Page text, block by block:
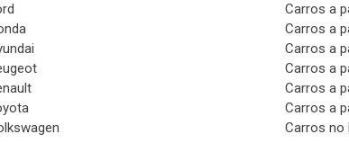
Carros a
Carros a
Carros a
Carros a
Carros a
Carros a
Carros no